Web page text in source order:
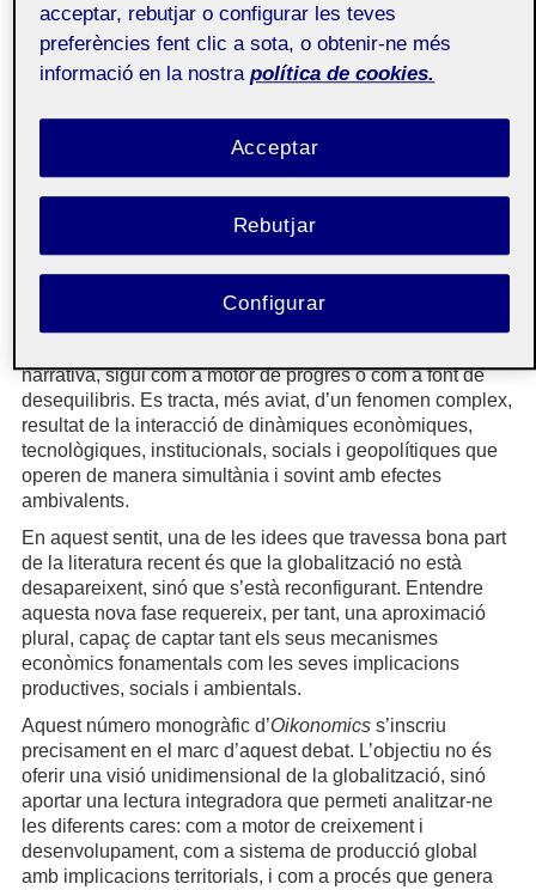
En aquest context, el debat sobre la globalització s’ha
intensificat tant en l’àmbit acadèmic com en l’esfera
pública. Una part important d’aquest debat se centra en
qüestions productives i comercials, així com en els seus
desigualtat i les asimetries de poder; altres aproximacions
posen l’accent en les condicions laborals que sostenen
ambientals que qüestionen la compatibilitat entre el
model de creixement globalitzat i els límits ecològics del
narrativa, sigui com a motor de progrés o com a font de
desequilibris. Es tracta, més aviat, d’un fenomen complex,
resultat de la interacció de dinàmiques econòmiques,
tecnològiques, institucionals, socials i geopolítiques que
operen de manera simultània i sovint amb efectes
ambivalents.
En aquest sentit, una de les idees que travessa bona part
de la literatura recent és que la globalització no està
desapareixent, sinó que s’està reconfigurant. Entendre
aquesta nova fase requereix, per tant, una aproximació
plural, capaç de captar tant els seus mecanismes
econòmics fonamentals com les seves implicacions
productives, socials i ambientals.
Aquest número monogràfic d’Oikonomicss’inscriu
precisament en el marc d’aquest debat. L’objectiu no és
oferir una visió unidimensional de la globalització, sinó
aportar una lectura integradora que permeti analitzar-ne
les diferents cares: com a motor de creixement i
desenvolupament, com a sistema de producció global
amb implicacions territorials, i com a procés que genera
acceptar, rebutjar o configurar les teves
preferències fent clic a sota, o obtenir-ne més
informació en la nostra política de cookies.
Rebutjar
Acceptar
Configurar